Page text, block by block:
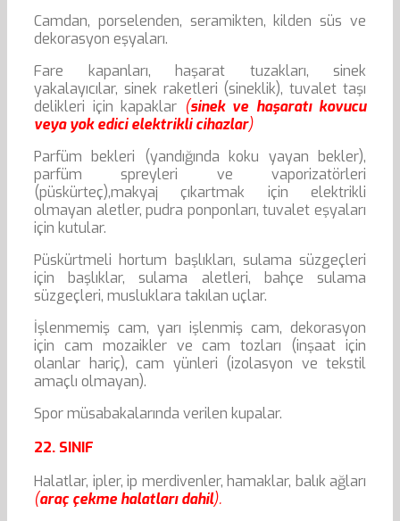
Camdan, porselenden, seramikten, kilden süs ve
dekorasyon eşyaları.
Fare kapanları, haşarat tuzakları, sinek
yakalayıcılar, sinek raketleri (sineklik), tuvalet taşı
delikleri için kapaklar (sinek ve haşaratı kovucu
veya yok edici elektrikli cihazlar)
Parfüm bekleri (yandığında koku yayan bekler),
parfüm spreyleri ve vaporizatörleri
(püskürteç),makyaj çıkartmak için elektrikli
olmayan aletler, pudra ponponları, tuvalet eşyaları
için kutular.
Püskürtmeli hortum başlıkları, sulama süzgeçleri
için başlıklar, sulama aletleri, bahçe sulama
süzgeçleri, musluklara takılan uçlar.
İşlenmemiş cam, yarı işlenmiş cam, dekorasyon
için cam mozaikler ve cam tozları (inşaat için
olanlar hariç), cam yünleri (izolasyon ve tekstil
amaçlı olmayan).
Spor müsabakalarında verilen kupalar.
22. SINIF
Halatlar, ipler, ip merdivenler, hamaklar, balık ağları
(araç çekme halatları dahil).